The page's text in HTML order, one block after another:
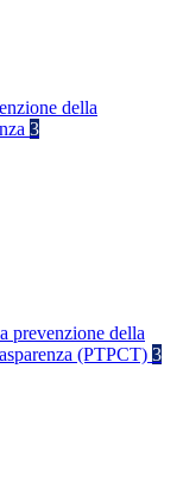
della
3
prevenzione della
(PTPCT) 3